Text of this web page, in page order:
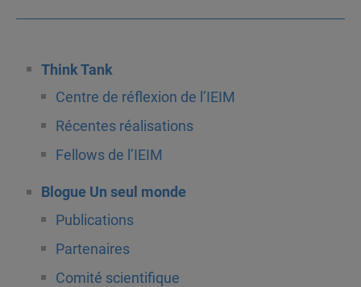
Think Tank
Centre de réflexion de l’IEIM
Récentes réalisations
Fellows de l’IEIM
Blogue Un seul monde
Publications
Partenaires
Comité scientifique